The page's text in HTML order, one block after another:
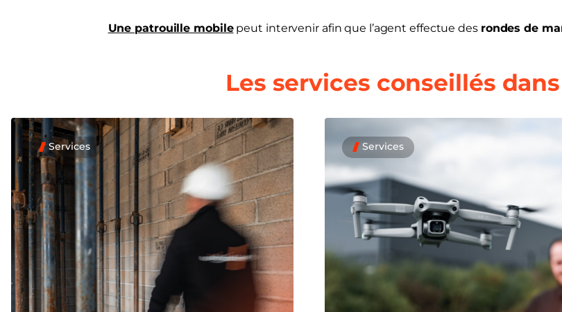
Une patrouille mobilepeut intervenir afin que l’agent effectue des rondes de
Les services conseillés
Services Services